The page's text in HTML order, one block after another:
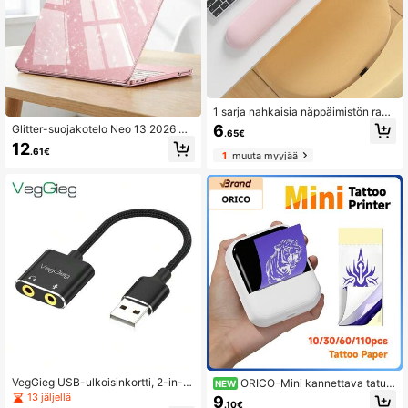
Glitter-suojakotelo Neo 13 2026 A3
404 -yhteensopiva, läpinäkyvä kiilt
ävä kansi Neo A18 Pro 2026, uudet
12.61€
VegGieg USB-ulkoisinkortti, 2-in-1
kuuloke- ja mikrofonisovitin, kaksoi
13 jäljellä
1 sarja nahkaisia näppäimistön rann
esuojaimia, pieniä rannesuojia, sopi
via näppäimistön rannesuojaimille j
a rannetukityynyille - likaa hylkivä,
vedenpitävä, ergonominen, luonnoll
isen mukava istuvuus ranteessa
6.65€
1muuta myyjää
NEW ORICO-Mini kannettava tatuoi
ntitulostin, väliaikainen tatuointisiirt
9.10€